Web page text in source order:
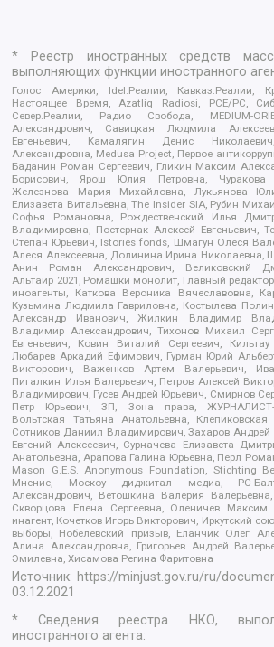
* Реестр иностранных средств
выполняющих функции иностранного
Голос Америки, Idel.Реалии, Кавказ.Реалии,
Настоящее Время, Azatliq Radiosi, PCE/PC,
Север.Реалии, Радио Свобода, MEDIUM-
Александрович, Савицкая Людмила
Евгеньевич, Камалягин Денис
Александровна, Medusa Project, Первое
Баданин Роман Сергеевич, Гликин Максим
Борисович, Ярош Юлия Петровна, Чуракова
Железнова Мария Михайловна, Лукьянова
Елизавета Витальевна, The Insider SIA, Рубин
Софья Романовна, Рождественский Илья
Владимировна, Постернак Алексей Евгеньевич,
Степан Юрьевич, Istories fonds, Шмагун Олеся
Алеся Алексеевна, Долинина Ирина Николаевна,
Анин Роман Александрович, Великовский
Альтаир 2021, Ромашки монолит, Главный
иноагенты, Каткова Вероника Вячеславовна,
Кузьмина Людмила Гавриловна, Костылева
Александр Иванович, Жилкин Владимир
Владимир Александрович, Тихонов Михаил
Евгеньевич, Ковин Виталий Сергеевич,
Любарев Аркадий Ефимович, Гурман Юрий
Викторович, Важенков Артем Валерьевич,
Пигалкин Илья Валерьевич, Петров Алексей
Владимирович, Гусев Андрей Юрьевич, Смирнов
Петр Юрьевич, ЗП, Зона права,
Вольтская Татьяна Анатольевна,
Сотников Даниил Владимирович, Захаров
Евгений Алексеевич, Сурначева Елизавета
Анатольевна, Арапова Галина Юрьевна, Перл
Mason G.E.S. Anonymous Foundation, Stichting
Мнение, Москоу диджитал медиа, РС-
Александрович, Ветошкина Валерия
Скворцова Елена Сергеевна, Оленичев
инагент, Кочетков Игорь Викторович, Иркутский
выборы, Нобелевский призыв, Еланчик Олег
Алина Александровна, Григорьев Андрей
Эмилевна, Хисамова Регина Фаритовна
Источник: https://minjust.gov.ru/ru/
03.12.2021
* Сведения реестра НКО,
иностранного агента: